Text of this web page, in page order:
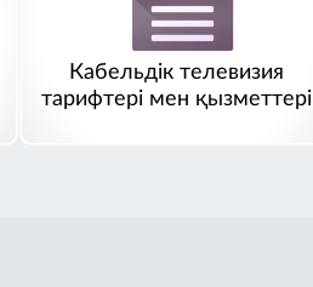
Кабельдік телевизия
тарифтері мен қызметтері